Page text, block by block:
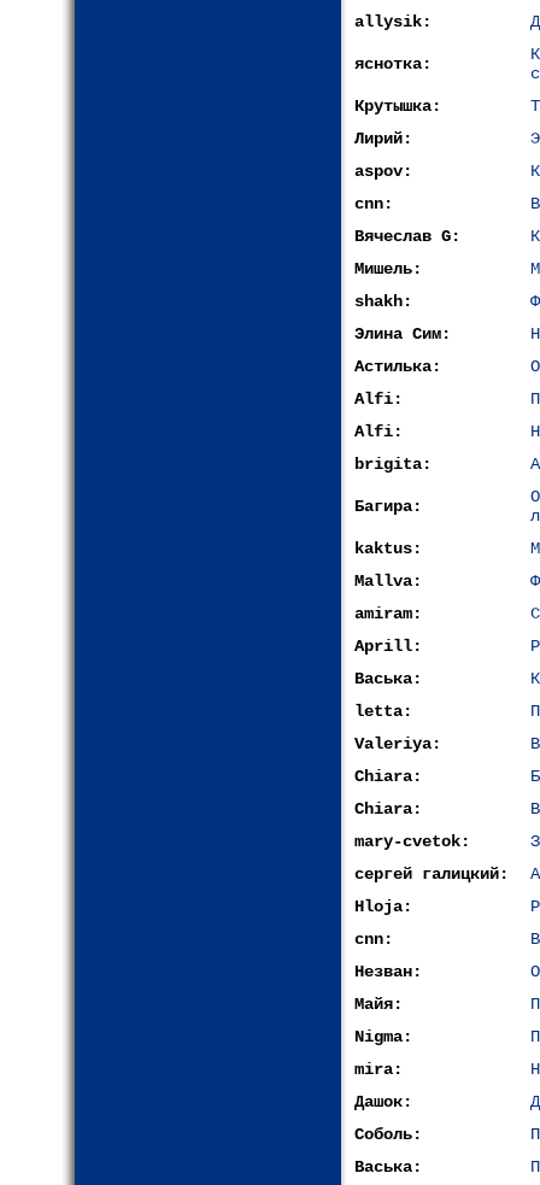
allysik:
яснотка:
Крутышка:
Лирий:
aspov:
cnn:
Вячеслав G:
Мишель:
shakh:
Элина Сим:
Астилька:
Alfi:
Alfi:
brigita:
Багира:
kaktus:
Mallva:
amiram:
Aprill:
Васька:
letta:
Valeriya:
Chiara:
Chiara:
mary-cvetok:
сергей галицкий:
Hloja:
cnn:
Незван:
Майя:
Nigma:
mira:
Дашок:
Соболь:
Васька: